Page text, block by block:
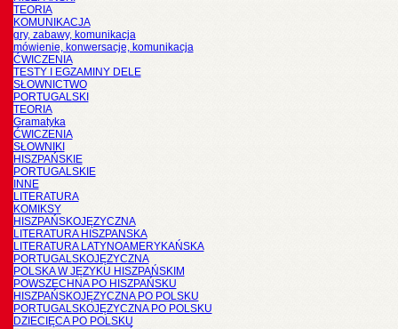
TEORIA
KOMUNIKACJA
gry, zabawy, komunikacja
mówienie, konwersacje, komunikacja
ĆWICZENIA
TESTY I EGZAMINY DELE
SŁOWNICTWO
PORTUGALSKI
TEORIA
Gramatyka
ĆWICZENIA
SŁOWNIKI
HISZPAŃSKIE
PORTUGALSKIE
INNE
LITERATURA
KOMIKSY
HISZPAŃSKOJĘZYCZNA
LITERATURA HISZPANSKA
LITERATURA LATYNOAMERYKAŃSKA
PORTUGALSKOJĘZYCZNA
POLSKA W JĘZYKU HISZPAŃSKIM
POWSZECHNA PO HISZPAŃSKU
HISZPAŃSKOJĘZYCZNA PO POLSKU
PORTUGALSKOJĘZYCZNA PO POLSKU
DZIECIĘCA PO POLSKU